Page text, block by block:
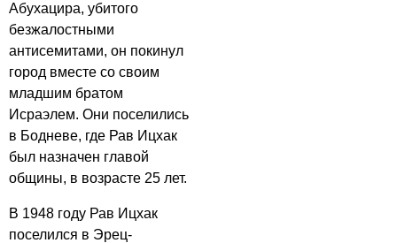
Абухацира, убитого
безжалостными
антисемитами, он покинул
город вместе со своим
младшим братом
Исраэлем. Они поселились
в Бодневе, где Рав Ицхак
был назначен главой
общины, в возрасте 25 лет.
В 1948 году Рав Ицхак
поселился в Эрец-